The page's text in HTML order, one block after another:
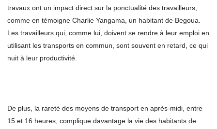
travaux ont un impact direct sur la ponctualité des travailleurs,
comme en témoigne Charlie Yangama, un habitant de Begoua.
Les travailleurs qui, comme lui, doivent se rendre à leur emploi en
utilisant les transports en commun, sont souvent en retard, ce qui
nuit à leur productivité.
De plus, la rareté des moyens de transport en après-midi, entre
15 et 16 heures, complique davantage la vie des habitants de